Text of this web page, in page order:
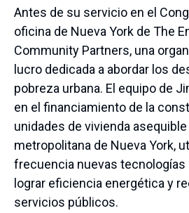
Antes de su servicio en el
oficina de Nueva York de The
Community Partners, una
lucro dedicada a abordar los
pobreza urbana. El equipo de
en el financiamiento de la
unidades de vivienda
metropolitana de Nueva York,
frecuencia nuevas tecnologías
lograr eficiencia energética y
servicios públicos.